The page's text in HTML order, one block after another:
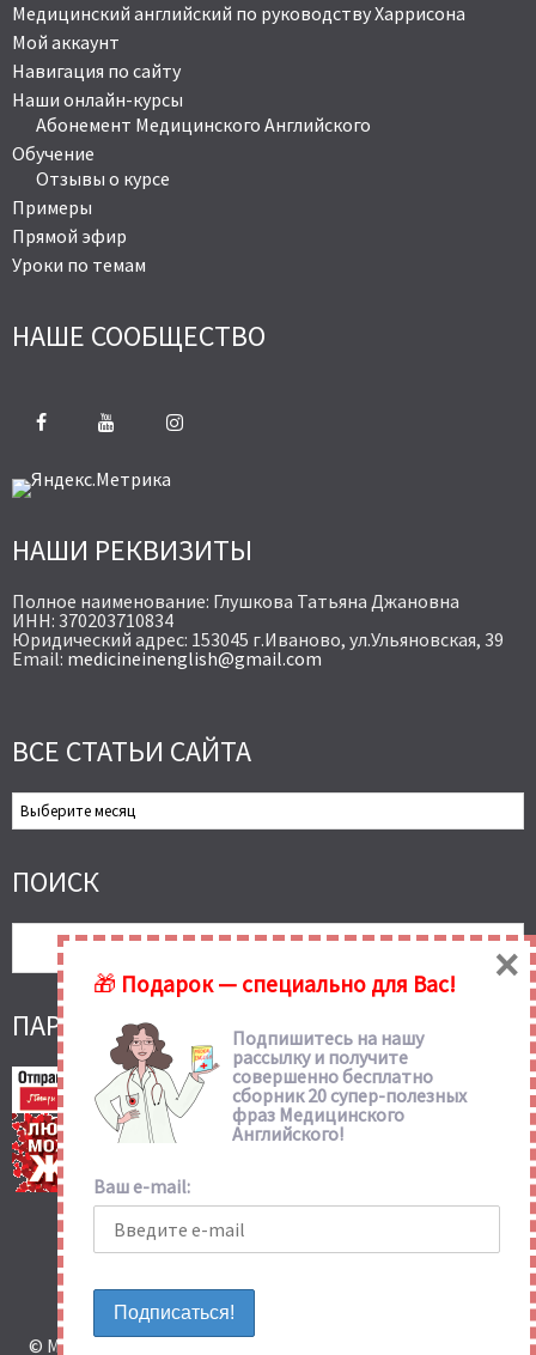
Медицинский английский по руководству Харрисона
Мой аккаунт
Навигация по сайту
Наши онлайн-курсы
Абонемент Медицинского Английского
Обучение
Отзывы о курсе
Примеры
Прямой эфир
Уроки по темам
НАШЕ СООБЩЕСТВО
НАШИ РЕКВИЗИТЫ
Полное наименование: Глушкова Татьяна Джановна
ИНН: 370203710834
Юридический адрес: 153045 г.Иваново, ул.Ульяновская, 39
Email: medicineinenglish@gmail.com
ВСЕ СТАТЬИ САЙТА
Все
Статьи
ПОИСК
ПАРТНЕРСКИЕ ССЫЛКИ
© Медицинский Английский с Татьяной Глушковой 2026.
🎁 Подарок — специально для Вас!
Подпишитесь на нашу
рассылку и получите
совершенно бесплатно
сборник 20 супер-полезных
фраз Медицинского
Английского!
Ваш e-mail:
×